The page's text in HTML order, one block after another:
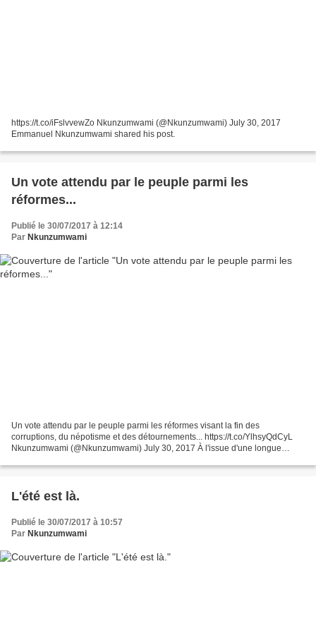
https://t.co/iFslvvewZo Nkunzumwami (@Nkunzumwami) July 30, 2017
Emmanuel Nkunzumwami shared his post.
Un vote attendu par le peuple parmi les
réformes...
Publié le 30/07/2017 à 12:14
Par Nkunzumwami
Un vote attendu par le peuple parmi les réformes visant la fin des
corruptions, du népotisme et des détournements... https://t.co/YlhsyQdCyL
Nkunzumwami (@Nkunzumwami) July 30, 2017 À l'issue d'une longue
L'été est là.
Publié le 30/07/2017 à 10:57
Par Nkunzumwami